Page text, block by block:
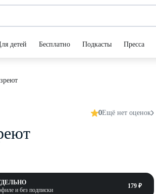
детей Бесплатно Подкасты Пресса
0Ещё нет оценок
и без подписки
179 ₽